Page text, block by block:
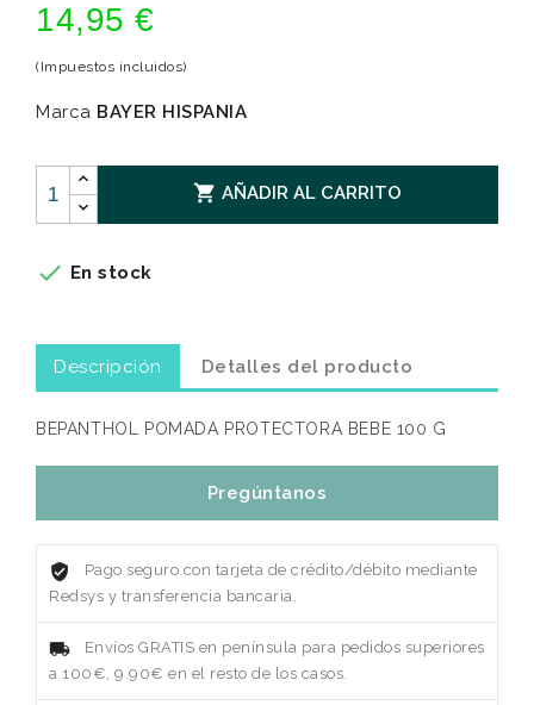
14,95 €
(Impuestos incluidos)
Marca BAYER HISPANIA
 AÑADIR AL CARRITO
 En stock
Descripción Detalles del producto
BEPANTHOL POMADA PROTECTORA BEBE 100 G
Pregúntanos
Pago seguro con tarjeta de crédito/débito mediante
Redsys y transferencia bancaria.
Envíos GRATIS en península para pedidos superiores
a 100€, 9.90€ en el resto de los casos.